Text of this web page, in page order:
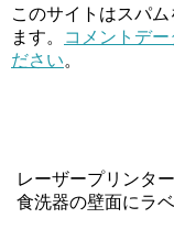
このサイトはスパ
ます。
コメントデ
ださい。
レーザープリンタ
食洗器の壁面にラ